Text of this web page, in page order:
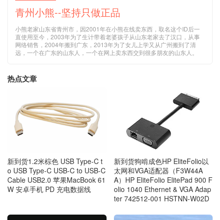
青州小熊--坚持只做正品
小熊老家山东省青州市，因2001年在小熊在线卖东西，取名这个ID后一
直使用至今，2003年为了生计带着老婆孩子从山东老家去了汉口，从事
网络销售，2004年搬到广东，2013年为了女儿上学又从广州搬到了清
远，一个在广东的山东人，一个在网上卖东西交到很多朋友的山东人。
热点文章
新到货1.2米棕色 USB Type-C t
o USB Type-C USB-C to USB-C
Cable USB2.0 苹果MacBook 61
W 安卓手机 PD 充电数据线
新到货狗啃成色HP EliteFolio以
太网和VGA适配器（F3W44A
A）HP EliteFolio ElitePad 900 F
olio 1040 Ethernet & VGA Adap
ter 742512-001 HSTNN-W02D